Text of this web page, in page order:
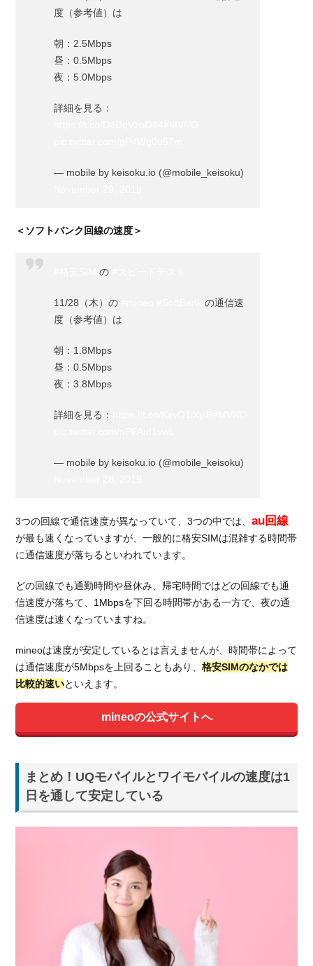
度（参考値）は
朝：2.5Mbps
昼：0.5Mbps
夜：5.0Mbps
詳細を見る：
— mobile by keisoku.io (@mobile_keisoku)
＜ソフトバンク回線の速度＞
の
11/28（木）の
の通信速
度（参考値）は
朝：1.8Mbps
昼：0.5Mbps
夜：3.8Mbps
詳細を見る：
— mobile by keisoku.io (@mobile_keisoku)
3つの回線で通信速度が異なっていて、3つの中では、au回線
が最も速くなっていますが、一般的に格安SIMは混雑する時間帯
に通信速度が落ちるといわれています。
どの回線でも通勤時間や昼休み、帰宅時間ではどの回線でも通
信速度が落ちて、1Mbpsを下回る時間帯がある一方で、夜の通
信速度は速くなっていますね。
mineoは速度が安定しているとは言えませんが、時間帯によって
は通信速度が5Mbpsを上回ることもあり、格安SIMのなかでは
比較的速いといえます。
mineoの公式サイトへ
まとめ！UQモバイルとワイモバイルの速度は1
日を通して安定している